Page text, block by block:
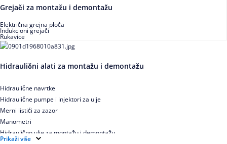
Grejači za montažu i demontažu
Električna grejna ploča
Indukcioni grejači
Rukavice
Hidraulični alati za montažu i demontažu
Hidraulične navrtke
Hidraulične pumpe i injektori za ulje
Merni listići za zazor
Manometri
Hidraulično ulje za montažu i demontažu
Prikaži više